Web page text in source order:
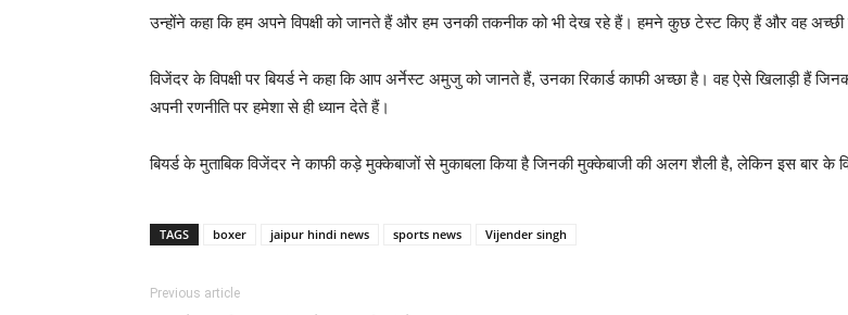
उन्होंने कहा कि हम अपने विपक्षी को जानते हैं और हम उनकी तकनीक को भी देख रहे हैं। हमने कुछ टेस्ट किए हैं और वह अच्छी
विजेंदर के विपक्षी पर बियर्ड ने कहा कि आप अर्नेस्ट अमुजु को जानते हैं, उनका रिकार्ड काफी अच्छा है। वह ऐसे खिलाड़ी
अपनी रणनीति पर हमेशा से ही ध्यान देते हैं।
बियर्ड के मुताबिक विजेंदर ने काफी कड़े मुक्केबाजों से मुकाबला किया है जिनकी मुक्केबाजी की अलग शैली है, लेकिन इस बार के
TAGS boxer jaipur hindi news sports news Vijender singh
Previous article